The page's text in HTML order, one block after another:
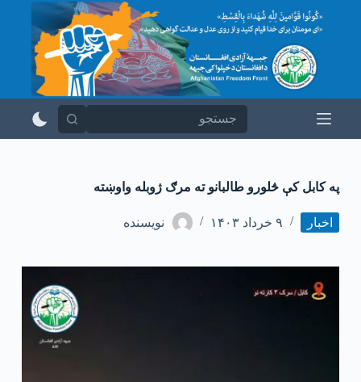
و
په کابل کې څلورو طالبانو ته مرګ ژوبله واوښته
اخبار ۹ خرداد ۱۴۰۳ نویسنده